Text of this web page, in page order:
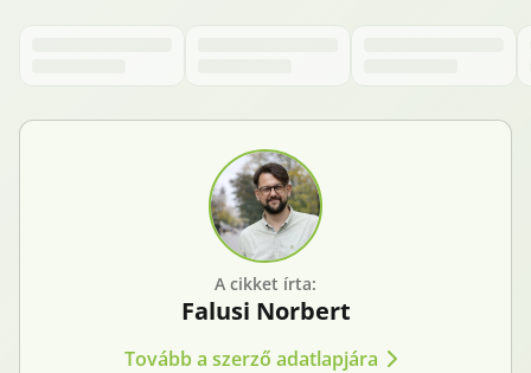
A cikket írta:
Falusi Norbert
Tovább a szerző adatlapjára